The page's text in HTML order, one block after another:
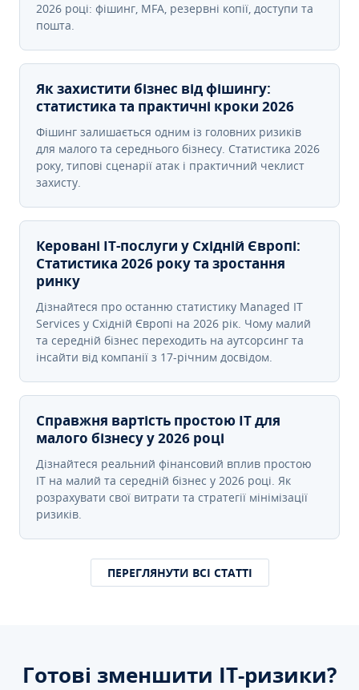
2026 році: фішинг, MFA, резервні копії, доступи та
пошта.
Як захистити бізнес від фішингу:
статистика та практичні кроки 2026
Фішинг залишається одним із головних ризиків
для малого та середнього бізнесу. Статистика 2026
року, типові сценарії атак і практичний чеклист
захисту.
Керовані ІТ-послуги у Східній Європі:
Статистика 2026 року та зростання
ринку
Дізнайтеся про останню статистику Managed IT
Services у Східній Європі на 2026 рік. Чому малий
та середній бізнес переходить на аутсорсинг та
інсайти від компанії з 17-річним досвідом.
Справжня вартість простою IT для
малого бізнесу у 2026 році
Дізнайтеся реальний фінансовий вплив простою
IT на малий та середній бізнес у 2026 році. Як
розрахувати свої витрати та стратегії мінімізації
ризиків.
ПЕРЕГЛЯНУТИ ВСІ СТАТТІ
Готові зменшити ІТ-ризики?